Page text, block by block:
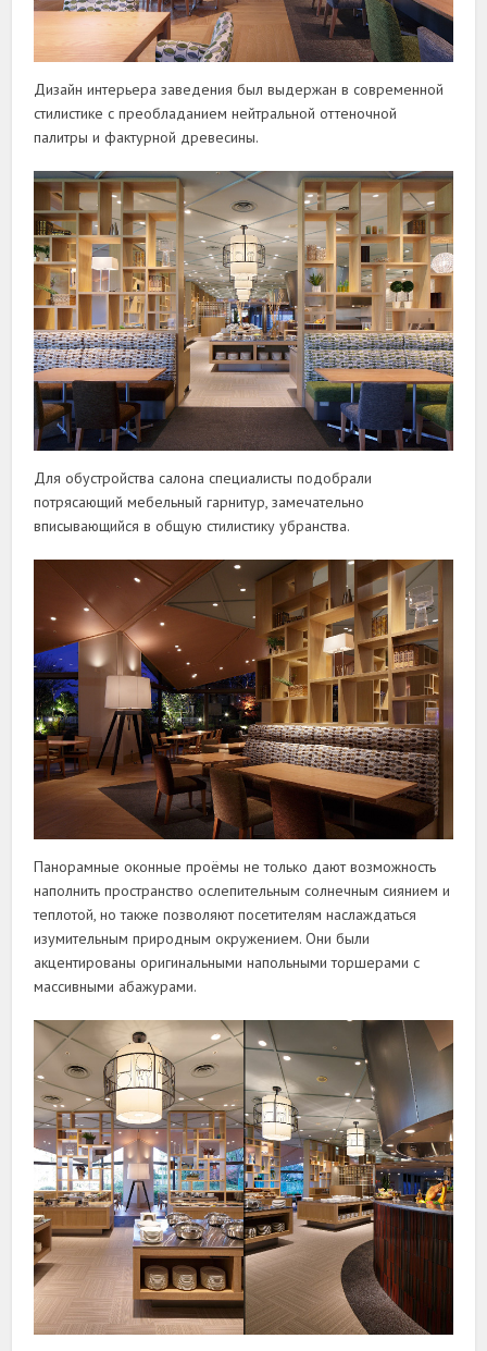
Дизайн интерьера заведения был выдержан в современной
стилистике с преобладанием нейтральной оттеночной
палитры и фактурной древесины.
Для обустройства салона специалисты подобрали
потрясающий мебельный гарнитур, замечательно
вписывающийся в общую стилистику убранства.
Панорамные оконные проёмы не только дают возможность
наполнить пространство ослепительным солнечным сиянием и
теплотой, но также позволяют посетителям наслаждаться
изумительным природным окружением. Они были
акцентированы оригинальными напольными торшерами с
массивными абажурами.